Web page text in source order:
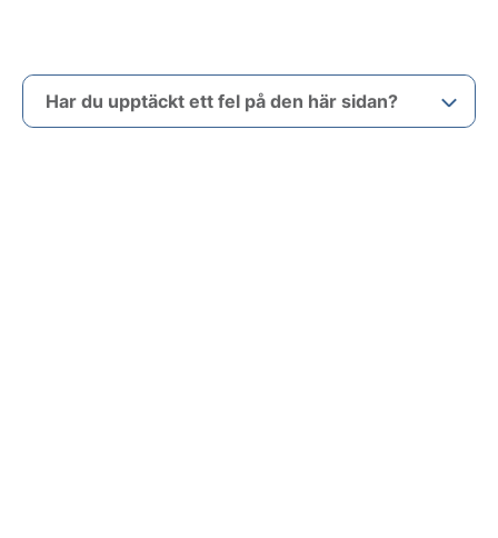
Har du upptäckt ett fel på den här sidan?